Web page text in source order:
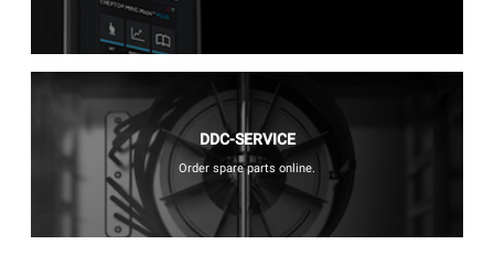
DDC-SERVICE
Order spare parts online.